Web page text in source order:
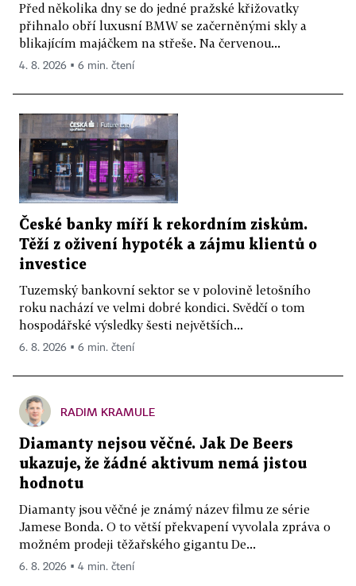
Před několika dny se do jedné pražské křižovatky
přihnalo obří luxusní BMW se začerněnými skly a
blikajícím majáčkem na střeše. Na červenou...
4. 8. 2026 ▪ 6 min. čtení
České banky míří k rekordním ziskům.
Těží z oživení hypoték a zájmu klientů o
investice
Tuzemský bankovní sektor se v polovině letošního
roku nachází ve velmi dobré kondici. Svědčí o tom
hospodářské výsledky šesti největších...
6. 8. 2026 ▪ 6 min. čtení
RADIM KRAMULE
Diamanty nejsou věčné. Jak De Beers
ukazuje, že žádné aktivum nemá jistou
hodnotu
Diamanty jsou věčné je známý název filmu ze série
Jamese Bonda. O to větší překvapení vyvolala zpráva o
možném prodeji těžařského gigantu De...
6. 8. 2026 ▪ 4 min. čtení